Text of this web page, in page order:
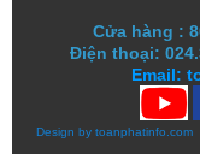
Cửa hàng :
Điện thoại:
Email:
Design by toanphatinfo.com